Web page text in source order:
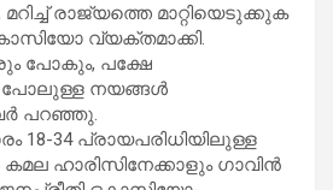
രാജ്യത്തെ മാറ്റിയെടുക്കുക
വ്യക്തമാക്കി.
പോകും, പക്ഷേ
നയങ്ങൾ
പറഞ്ഞു.
18-34 പ്രായപരിധിയിലുള്ള
കമല ഹാരിസിനേക്കാളും ഗാവിൻ